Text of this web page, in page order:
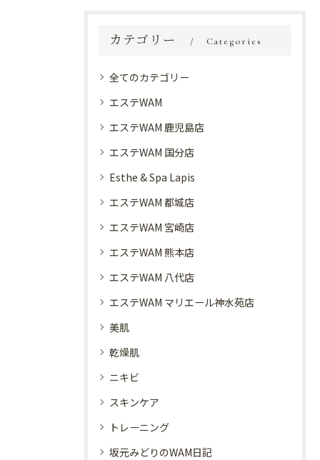
カテゴリー Categories
全てのカテゴリー
エステWAM
エステWAM 鹿児島店
エステWAM 国分店
Esthe & Spa Lapis
エステWAM 都城店
エステWAM 宮崎店
エステWAM 熊本店
エステWAM 八代店
エステWAM マリエール神水苑店
美肌
乾燥肌
ニキビ
スキンケア
トレーニング
坂元みどりのWAM日記